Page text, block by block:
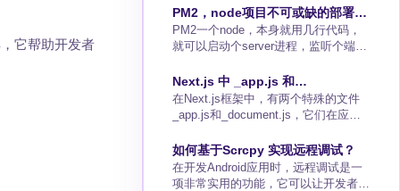
它帮助开发者
PM2，node项目不可或缺的部署工
具
PM2一个node，本身就用几行代码，
就可以启动个server进程，监听个端
npminstallpm2-g一、命令行启动普通
执行启动pm2startjs文件路径.js携带参
数启动pm2start某种方式----
动pm2startnpm--runpm2startyarn--run
🌰举个例子项目结构普通启动npm脚
Next.js 中 _app.js 和
_document.js 的作用与区别比较
在Next.js框架中，有两个特殊的文件
_app.js和_document.js，它们在应用
文件可以被认为是Next.js应用的蓝
图，它们定义了页面的结构和行为，但
它们的职责和执行时机是有所不同的。
如何基于Scrcpy 实现远程调试？
在开发Android应用时，远程调试是一
项非常实用的功能，它可以让开发者不